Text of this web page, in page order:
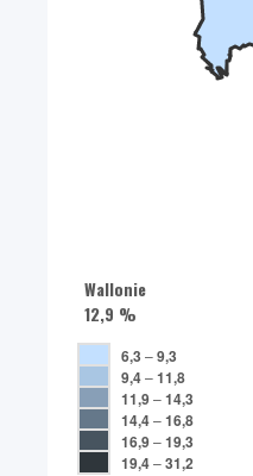
Wallonie
12,9 %
6,3 –9,3
9,4–11,8
11,9–14,3
14,4–16,8
16,9–19,3
19,4–31,2